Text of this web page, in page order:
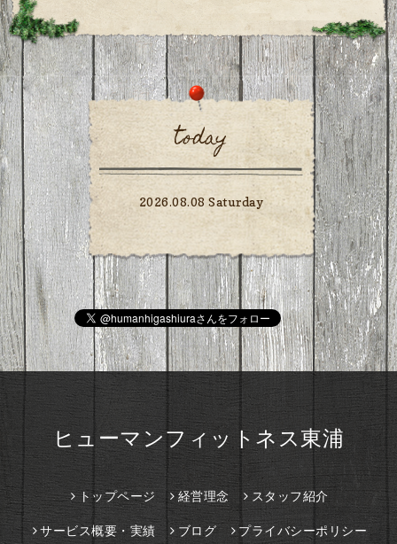
today
2026.08.08 Saturday
ヒューマンフィットネス東浦
トップページ 経営理念 スタッフ紹介
サービス概要・実績 ブログ プライバシーポリシー